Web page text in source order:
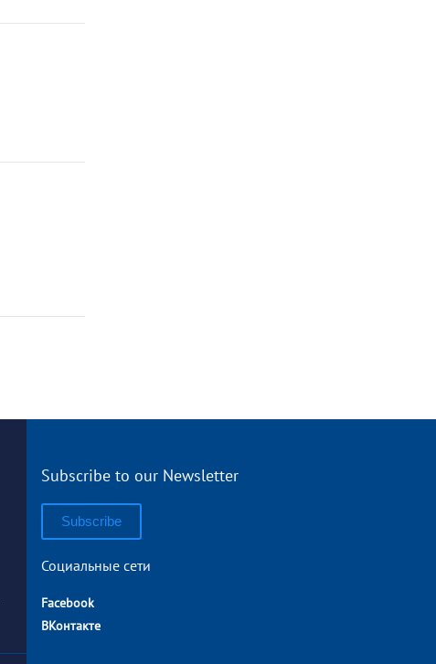
Subscribe to our Newsletter
Subscribe
Социальные сети
Facebook
ВКонтакте